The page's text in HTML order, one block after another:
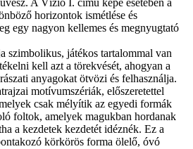
A Vízió I. című képe esetében a
horizontok ismétlése és
egy nagyon kellemes és megnyugtató
szimbolikus, játékos tartalommal van
kell azt a törekvését, ahogyan a
anyagokat ötvözi és felhasználja.
motívumszériák, előszeretettel
csak mélyítik az egyedi formák
foltok, amelyek magukban hordanak
a kezdetek kezdetét idéznék. Ez a
körkörös forma ölelő, óvó